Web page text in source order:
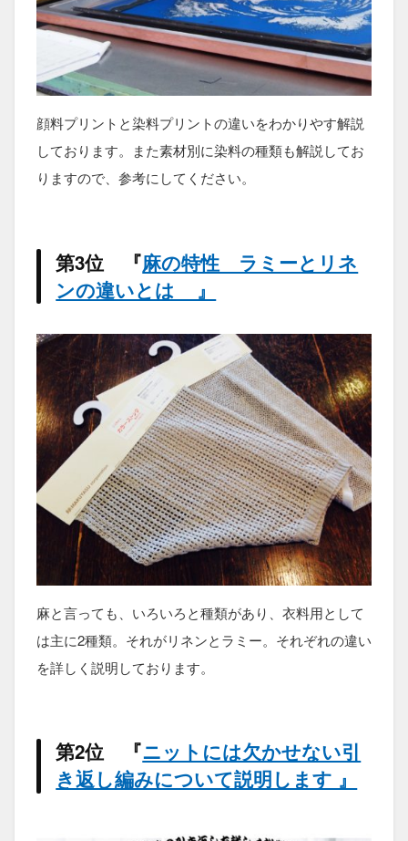
顔料プリントと染料プリントの違いをわかりやす解説
しております。また素材別に染料の種類も解説してお
りますので、参考にしてください。
第3位 『麻の特性 ラミーとリネ
ンの違いとは 』
麻と言っても、いろいろと種類があり、衣料用として
は主に2種類。それがリネンとラミー。それぞれの違い
を詳しく説明しております。
第2位 『ニットには欠かせない引
き返し編みについて説明します 』